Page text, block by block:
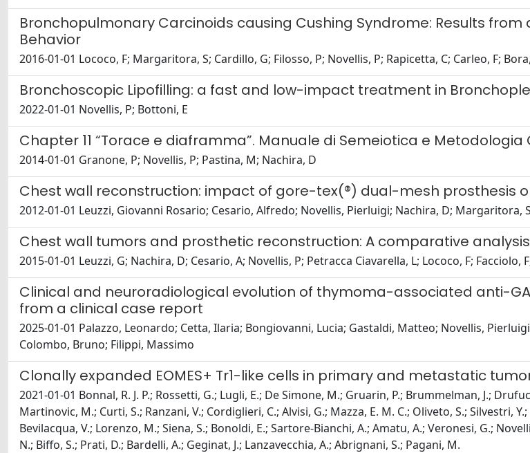
Bronchopulmonary Carcinoids causing Cushing Syndrome: Results
Behavior
2016-01-01 Lococo, F; Margaritora, S; Cardillo, G; Filosso, P; Novellis, P; Rapicetta, C; Carleo, F;
Bronchoscopic Lipofilling: a fast and low-impact treatment in
2022-01-01 Novellis, P; Bottoni, E
Chapter 11 “Torace e diaframma”. Manuale di Semeiotica e Metodologia
2014-01-01 Granone, P; Novellis, P; Pastina, M; Nachira, D
Chest wall reconstruction: impact of gore-tex(®) dual-mesh prosthesis
2012-01-01 Leuzzi, Giovanni Rosario; Cesario, Alfredo; Novellis, Pierluigi; Nachira, D; Margaritora,
Chest wall tumors and prosthetic reconstruction: A comparative
2015-01-01 Leuzzi, G; Nachira, D; Cesario, A; Novellis, P; Petracca Ciavarella, L; Lococo, F;
Clinical and neuroradiological evolution of thymoma-associated anti-
from a clinical case report
2025-01-01 Palazzo, Leonardo; Cetta, Ilaria; Bongiovanni, Lucia; Gastaldi, Matteo; Novellis,
Colombo, Bruno; Filippi, Massimo
Clonally expanded EOMES+ Tr1-like cells in primary and metastatic
2021-01-01 Bonnal, R. J. P.; Rossetti, G.; Lugli, E.; De Simone, M.; Gruarin, P.; Brummelman, J.;
Martinovic, M.; Curti, S.; Ranzani, V.; Cordiglieri, C.; Alvisi, G.; Mazza, E. M. C.; Oliveto, S.; Silvestri,
Bevilacqua, V.; Lorenzo, M.; Siena, S.; Bonoldi, E.; Sartore-Bianchi, A.; Amatu, A.; Veronesi, G.;
N.; Biffo, S.; Prati, D.; Bardelli, A.; Geginat, J.; Lanzavecchia, A.; Abrignani, S.; Pagani, M.